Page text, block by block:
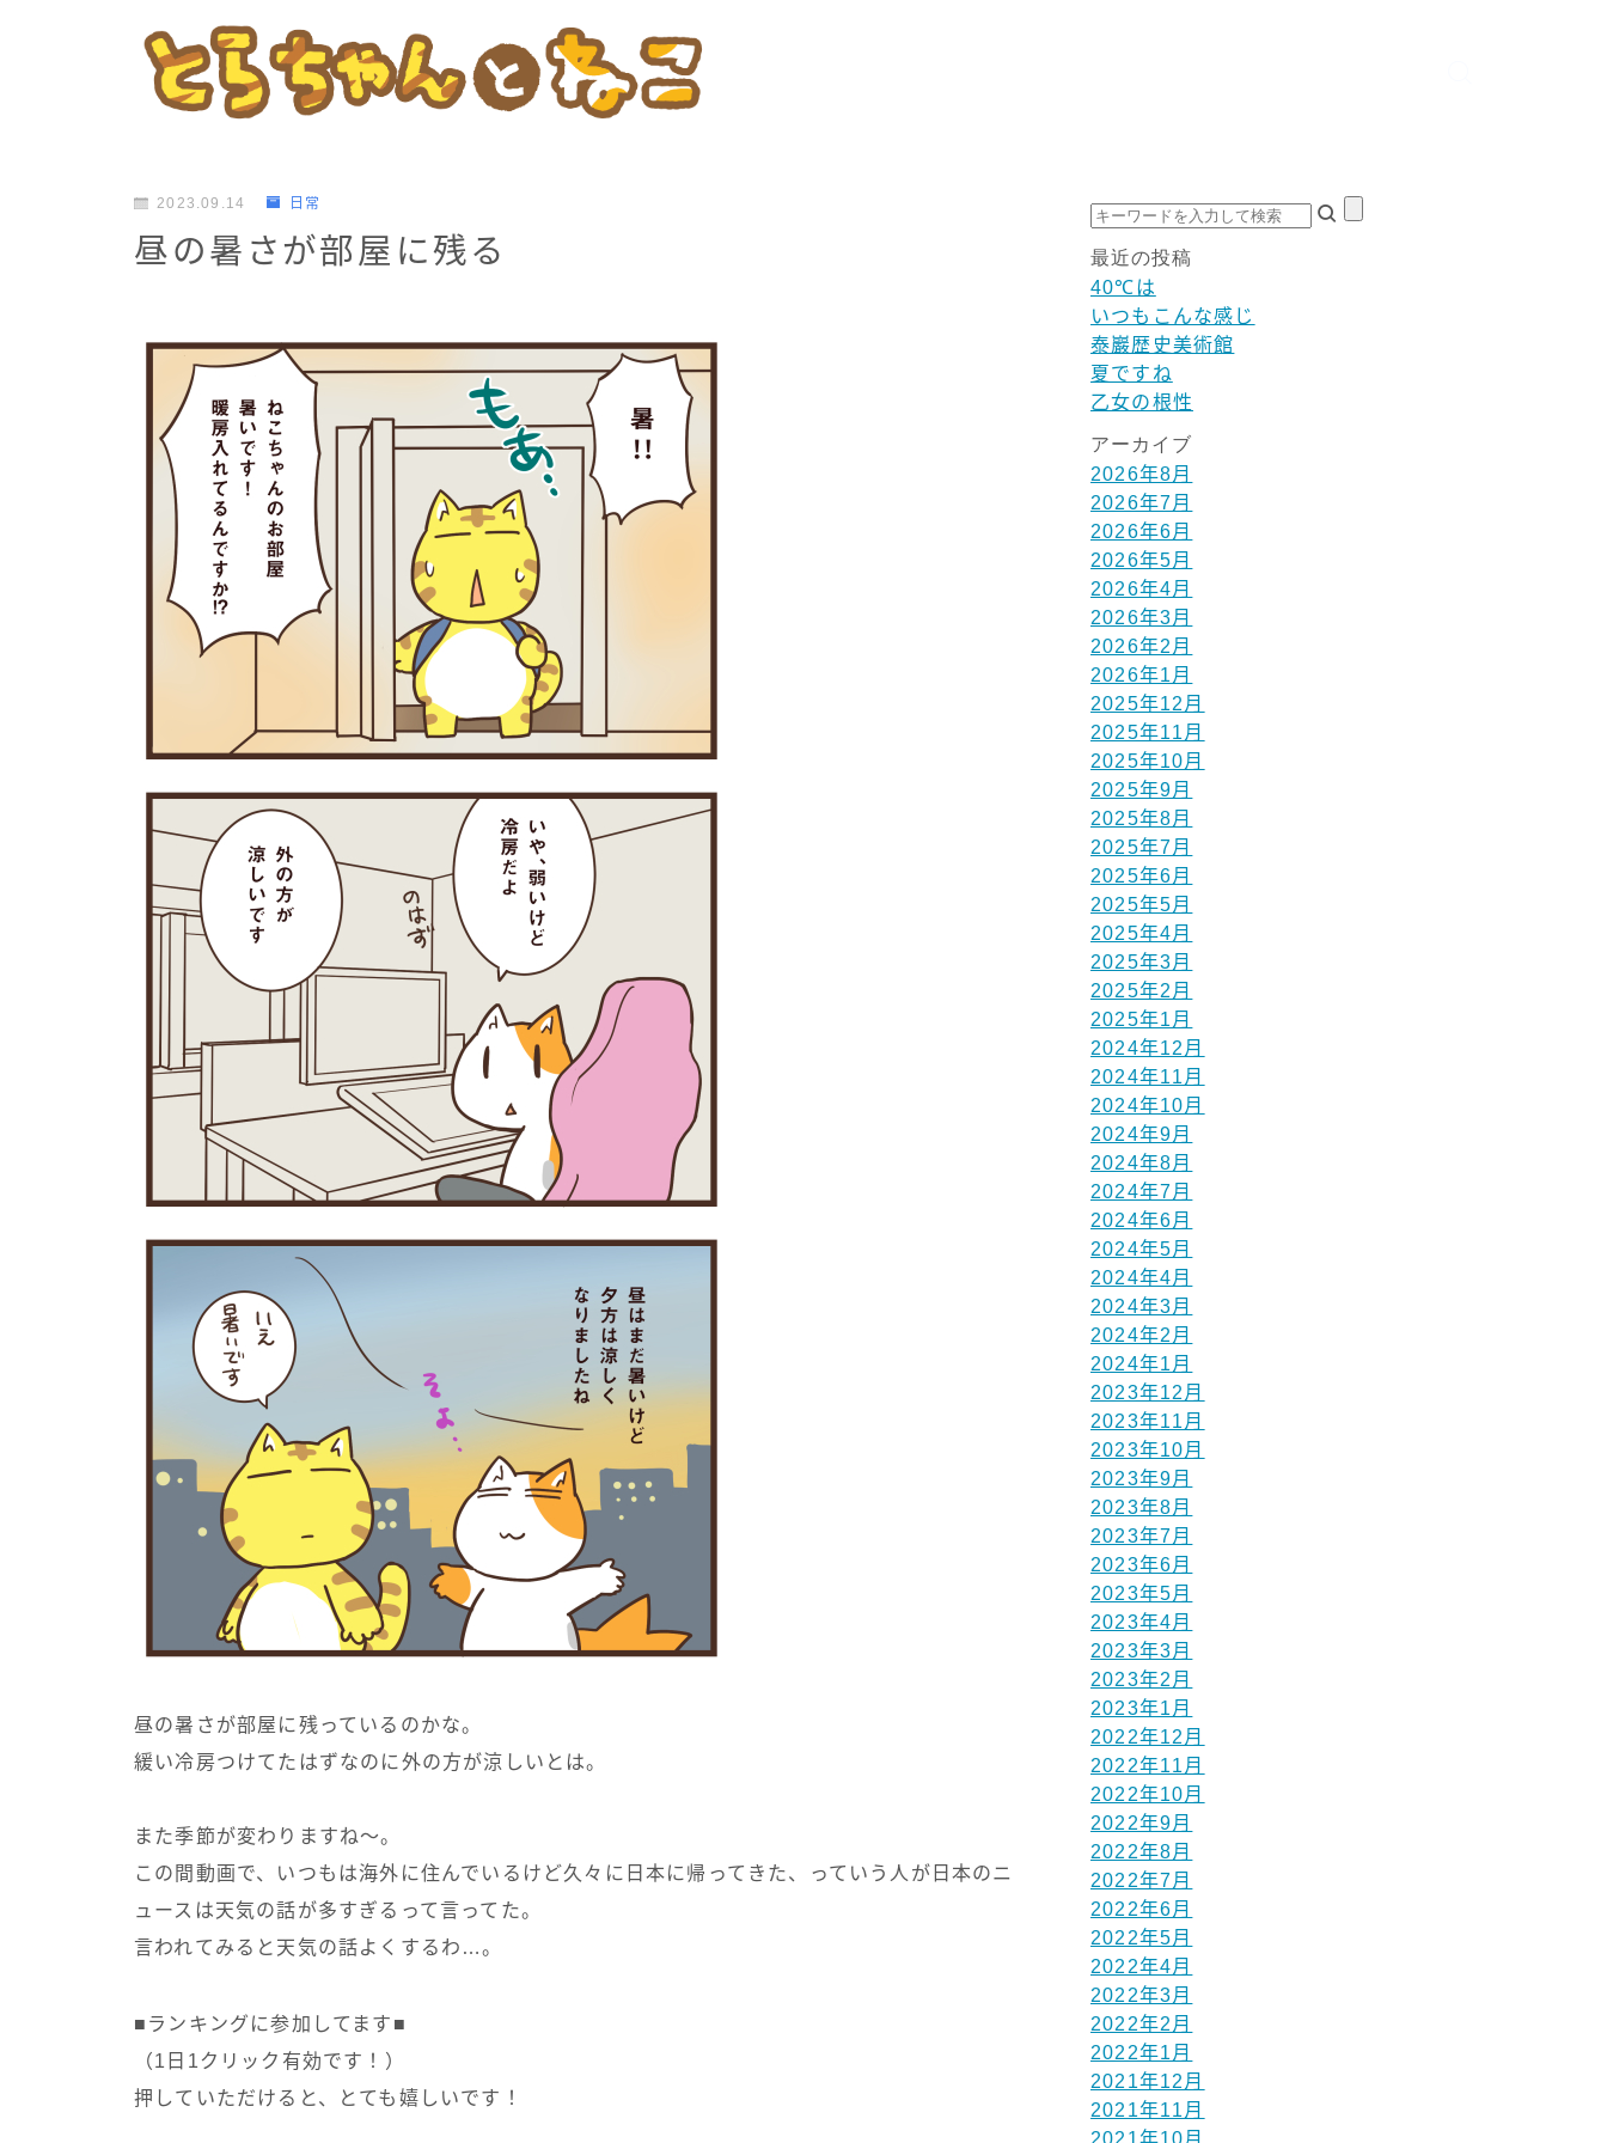
2023.09.14 日常
昼の暑さが部屋に残る
昼の暑さが部屋に残っているのかな。
緩い冷房つけてたはずなのに外の方が涼しいとは。
また季節が変わりますね～。
この間動画で、いつもは海外に住んでいるけど久々に日本に帰ってきた、っていう人が日本のニ
ュースは天気の話が多すぎるって言ってた。
言われてみると天気の話よくするわ…。
■ランキングに参加してます■
（1日1クリック有効です！）
押していただけると、とても嬉しいです！
最近の投稿
40℃は
いつもこんな感じ
泰巖歴史美術館
夏ですね
乙女の根性
アーカイブ
2026年8月
2026年7月
2026年6月
2026年5月
2026年4月
2026年3月
2026年2月
2026年1月
2025年12月
2025年11月
2025年10月
2025年9月
2025年8月
2025年7月
2025年6月
2025年5月
2025年4月
2025年3月
2025年2月
2025年1月
2024年12月
2024年11月
2024年10月
2024年9月
2024年8月
2024年7月
2024年6月
2024年5月
2024年4月
2024年3月
2024年2月
2024年1月
2023年12月
2023年11月
2023年10月
2023年9月
2023年8月
2023年7月
2023年6月
2023年5月
2023年4月
2023年3月
2023年2月
2023年1月
2022年12月
2022年11月
2022年10月
2022年9月
2022年8月
2022年7月
2022年6月
2022年5月
2022年4月
2022年3月
2022年2月
2022年1月
2021年12月
2021年11月
2021年10月